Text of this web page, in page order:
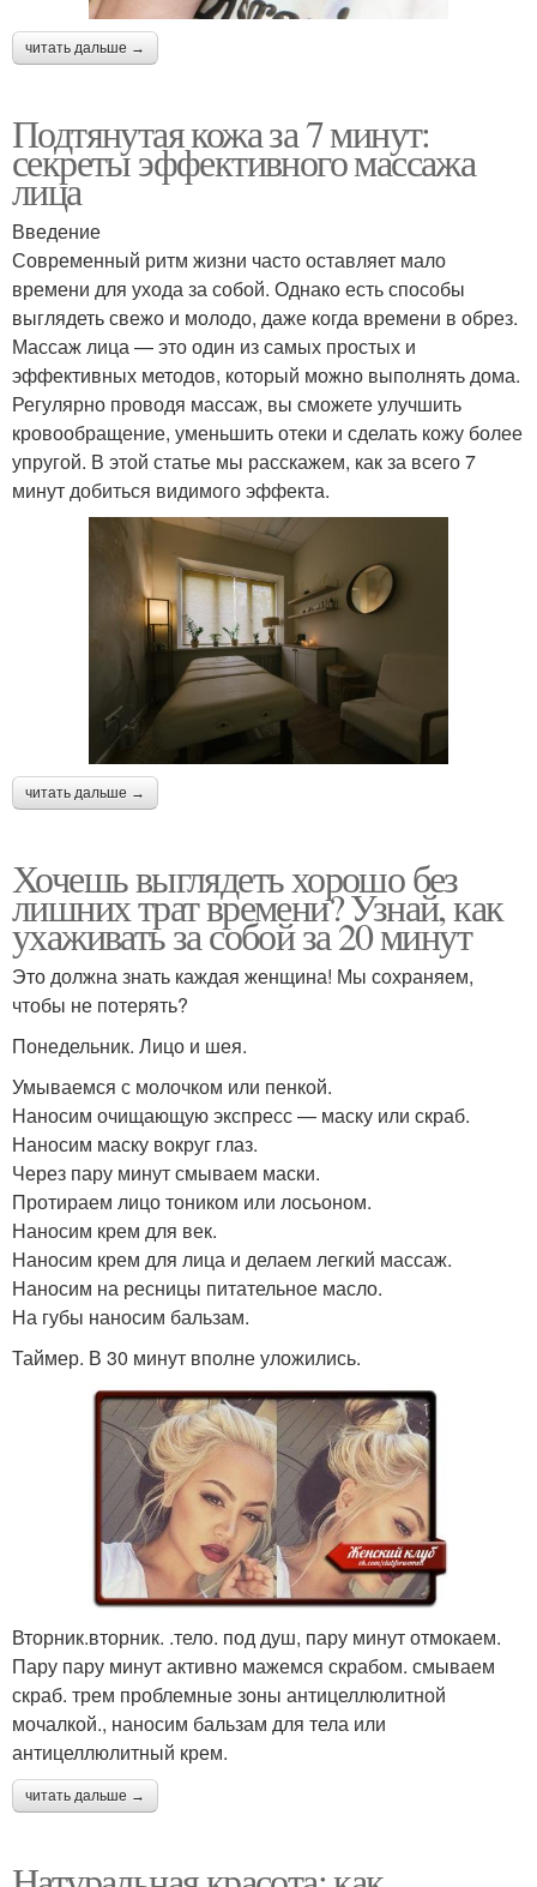
читать дальше →
Подтянутая кожа за 7 минут:
секреты эффективного массажа
лица
Введение
Современный ритм жизни часто оставляет мало
времени для ухода за собой. Однако есть способы
выглядеть свежо и молодо, даже когда времени в обрез.
Массаж лица — это один из самых простых и
эффективных методов, который можно выполнять дома.
Регулярно проводя массаж, вы сможете улучшить
кровообращение, уменьшить отеки и сделать кожу более
упругой. В этой статье мы расскажем, как за всего 7
минут добиться видимого эффекта.
читать дальше →
Хочешь выглядеть хорошо без
лишних трат времени? Узнай, как
ухаживать за собой за 20 минут
Это должна знать каждая женщина! Мы сохраняем,
чтобы не потерять?
Понедельник. Лицо и шея.
Умываемся с молочком или пенкой.
Наносим очищающую экспресс — маску или скраб.
Наносим маску вокруг глаз.
Через пару минут смываем маски.
Протираем лицо тоником или лосьоном.
Наносим крем для век.
Наносим крем для лица и делаем легкий массаж.
Наносим на ресницы питательное масло.
На губы наносим бальзам.
Таймер. В 30 минут вполне уложились.
Вторник.вторник. .тело. под душ, пару минут отмокаем.
Пару пару минут активно мажемся скрабом. смываем
скраб. трем проблемные зоны антицеллюлитной
мочалкой., наносим бальзам для тела или
антицеллюлитный крем.
читать дальше →